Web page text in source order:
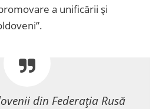
a unificării și
din Federația Rusă